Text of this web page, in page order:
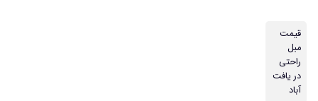
قیمت
مبل
راحتی
در یافت
آباد